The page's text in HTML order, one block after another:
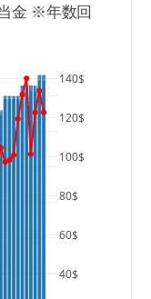
0.56
0.60.6 0.6 0.6
0.630.63 0.630.63
0.660.66
40$
60$
80$
100$
120$
140$
金 ※年数回